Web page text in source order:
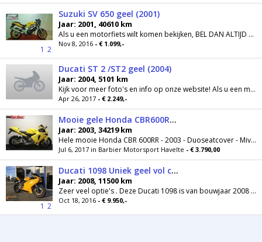
1 2
Suzuki SV 650 geel (2001)
Jaar: 2001, 40610 km
Als u een motorfiets wilt komen bekijken, BEL DAN ALTIJD voordat u van huis vertrekt, dit voorkomt teleurstelling mocht de motor al verkocht...
Nov 8, 2016 - € 1.099,-
Ducati ST 2 /ST2 geel (2004)
Jaar: 2004, 5101 km
Kijk voor meer foto's en info op onze website! Als u een motorfiets wilt komen bekijken, BEL DAN ALTIJD voordat u van huis vertrekt, dit voorkomt...
Apr 26, 2017 - € 2.249,-
Mooie gele Honda CBR600RR (bj 2003)
Jaar: 2003, 34219 km
Hele mooie Honda CBR 600RR - 2003 - Duoseatcover - Mivv uitlaat ! - Nette frisse machine Wij ruilen uw motor graag in! - Mogelijkheid tot 10 dgn...
Jul 6, 2017 in Barbier Motorsport Havelte - € 3.790,00
1 2
Ducati 1098 Uniek geel vol carbon/ termignoni
Jaar: 2008, 11500 km
Zeer veel optie's . Deze Ducati 1098 is van bouwjaar 2008 en heeft slechts 11500km gereden. Heel veel carbon (in de blanke lak gespoten), Termignoni...
Oct 18, 2016 - € 9.950,-